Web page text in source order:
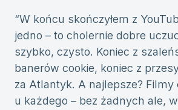
“W końcu skończyłem z
jedno – to cholernie dobre
szybko, czysto. Koniec z
banerów cookie, koniec z
za Atlantyk. A najlepsze? Filmy
u każdego – bez żadnych ale,